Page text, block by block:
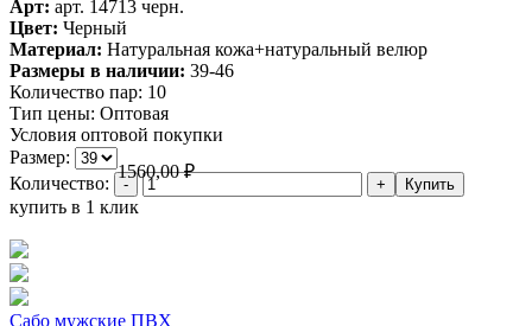
Арт: арт. 14713 черн.
Цвет: Черный
Материал: Натуральная кожа+натуральный велюр
Размеры в наличии: 39-46
Количество пар: 10
Тип цены: Оптовая
Условия оптовой покупки
Размер:
1560,00₽
Количество:
купить в 1 клик
Сабо мужские ПВХ